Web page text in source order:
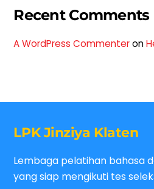
Recent Comments
A WordPress Commenteron
LPK Jinziya Klaten
Lembaga pelatihan bahasa
yang siap mengikuti tes